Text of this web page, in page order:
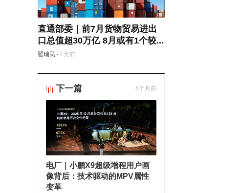
直通部委｜前7月货物贸易进出
口总值超30万亿 8月或有1个较...
翟瑞民 · 1天前
下一篇 6个月前
电厂｜小鹏X9超级增程用户画
像背后：技术驱动的MPV属性
变革